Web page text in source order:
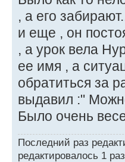
, а его
и еще , он
, а урок вела
ее имя , а
обратиться за
выдавил :"
Было очень
Последний раз
редактировалось 1